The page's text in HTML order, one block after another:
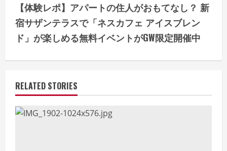
i
n
e
R
【体験レポ】アパートの住人がおもてなし？ 新
宿サザンテラスで「ネスカフェ アイスブレン
ド」が楽しめる無料イベントがGW限定開催中
RELATED STORIES